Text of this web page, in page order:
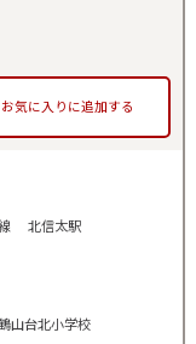
お気に入りに追加する
線 北信太駅
山台北小学校